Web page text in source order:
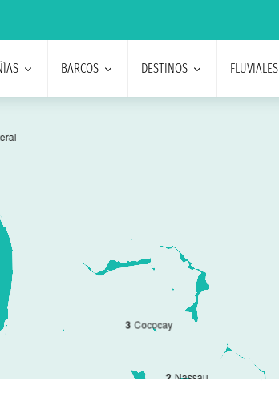
BARCOS DESTINOS FLUVIALES
2 Nassau
3 Cococay